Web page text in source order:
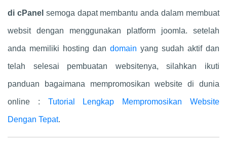
di cPanel semoga dapat membantu anda dalam membuat
websit dengan menggunakan platform joomla. setelah
anda memiliki hosting dan domain yang sudah aktif dan
telah selesai pembuatan websitenya, silahkan ikuti
panduan bagaimana mempromosikan website di dunia
online : Tutorial Lengkap Mempromosikan Website
Dengan Tepat.